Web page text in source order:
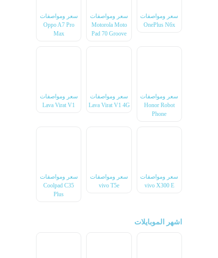
سعر ومواصفات
OnePlus N6x
سعر ومواصفات
Motorola Moto
Pad 70 Groove
سعر ومواصفات
Oppo A7 Pro
Max
سعر ومواصفات
Honor Robot
Phone
سعر ومواصفات
Lava Virat V1 4G
سعر ومواصفات
Lava Virat V1
سعر ومواصفات
vivo X300 E
سعر ومواصفات
vivo T5e
سعر ومواصفات
Coolpad C35
Plus
اشهر الموبايلات